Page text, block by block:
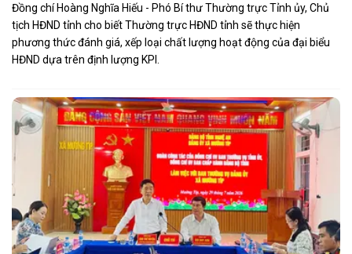
Đồng chí Hoàng Nghĩa Hiếu - Phó Bí thư Thường trực Tỉnh ủy, Chủ
tịch HĐND tỉnh cho biết Thường trực HĐND tỉnh sẽ thực hiện
phương thức đánh giá, xếp loại chất lượng hoạt động của đại biểu
HĐND dựa trên định lượng KPI.